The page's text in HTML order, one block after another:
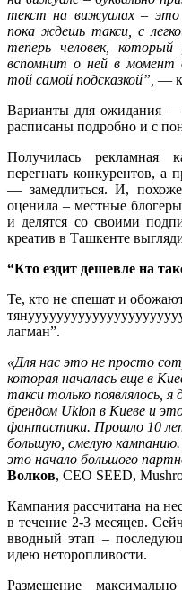
текст на вижуалах – это
пока ждешь такси, с
теперь человек,
вспомнит о ней в момент
той самой подсказкой”, —
Варианты для ожидания
расписаны подробно и с
Получилась рекламная
перегнать конкурентов, а
— замедлиться. И,
оценила – местные
и делятся со своими
креатив в Ташкенте
“Кто ездит дешевле на
Те, кто не спешат и
лагман”.
«Для нас это не просто
которая началась еще в
такси только появлялось, я
брендом Uklon в Киеве и
фантастики. Прошло 10
большую, смелую кампанию.
это начало большого
Волков, СЕО SEED,
Кампания рассчитана на
в течение 2-3 месяцев.
вводный этап –
идею неторопливости.
Размещение